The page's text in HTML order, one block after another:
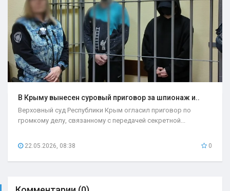
В Крыму вынесен суровый приговор за шпионаж и..
Верховный суд Республики Крым огласил приговор по
громкому делу, связанному с передачей секретной...
22.05.2026, 08:38 0